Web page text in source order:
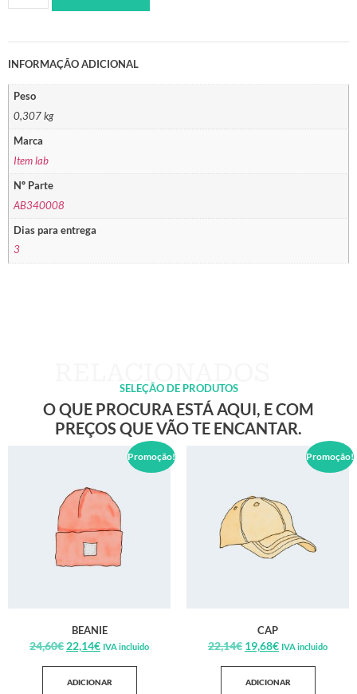
INFORMAÇÃO ADICIONAL
Peso
0,307 kg
Marca
Item lab
Nº Parte
AB340008
Dias para entrega
3
SELEÇÃO DE PRODUTOS
O QUE PROCURA ESTÁ AQUI, E COM
PREÇOS QUE VÃO TE ENCANTAR.
Promoção!
BEANIE
24,60€ 22,14€ IVA incluido
ADICIONAR
Promoção!
CAP
22,14€ 19,68€ IVA incluido
ADICIONAR